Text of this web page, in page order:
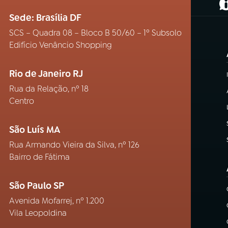
Sede: Brasília DF
SCS – Quadra 08 – Bloco B 50/60 – 1º Subsolo
Edifício Venâncio Shopping
Rio de Janeiro RJ
Rua da Relação, nº 18
Centro
São Luís MA
Rua Armando Vieira da Silva, nº 126
Bairro de Fátima
São Paulo SP
Avenida Mofarrej, nº 1.200
Vila Leopoldina